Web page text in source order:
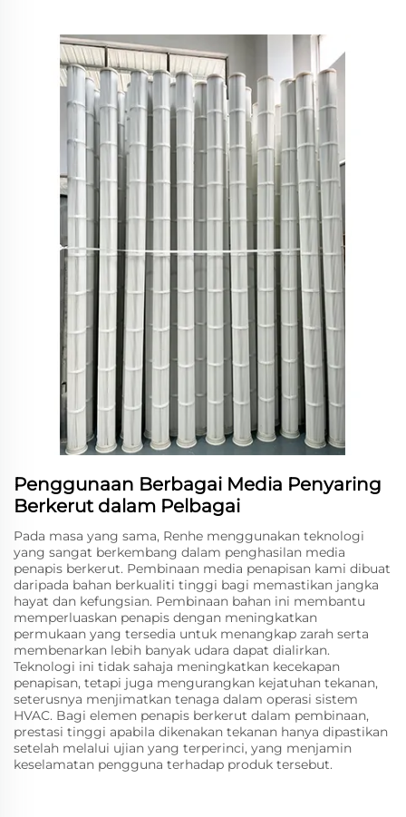
Penggunaan Berbagai Media Penyaring
Berkerut dalam Pelbagai
Pada masa yang sama, Renhe menggunakan teknologi
yang sangat berkembang dalam penghasilan media
penapis berkerut. Pembinaan media penapisan kami dibuat
daripada bahan berkualiti tinggi bagi memastikan jangka
hayat dan kefungsian. Pembinaan bahan ini membantu
memperluaskan penapis dengan meningkatkan
permukaan yang tersedia untuk menangkap zarah serta
membenarkan lebih banyak udara dapat dialirkan.
Teknologi ini tidak sahaja meningkatkan kecekapan
penapisan, tetapi juga mengurangkan kejatuhan tekanan,
seterusnya menjimatkan tenaga dalam operasi sistem
HVAC. Bagi elemen penapis berkerut dalam pembinaan,
prestasi tinggi apabila dikenakan tekanan hanya dipastikan
setelah melalui ujian yang terperinci, yang menjamin
keselamatan pengguna terhadap produk tersebut.